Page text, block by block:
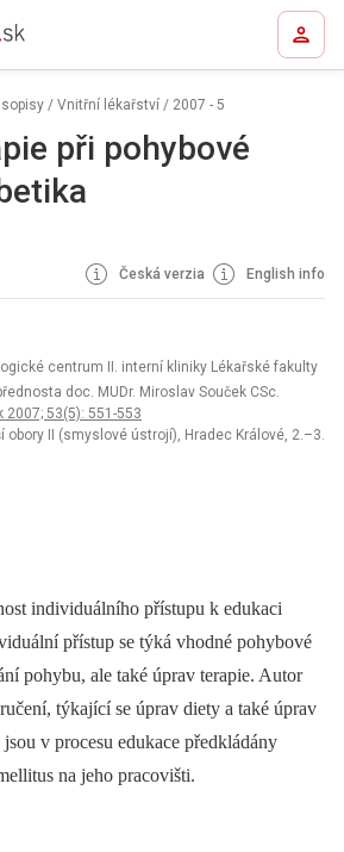
/ Vnitřní lékařství / 2007 - 5
při pohybové
Česká verzia English info
centrum II. interní kliniky Lékařské fakulty
doc. MUDr. Miroslav Souček CSc.
2007; 53(5): 551-553
obory II (smyslové ústrojí), Hradec Králové, 2.–3.
individuálního přístupu k edukaci
přístup se týká vhodné pohybové
pohybu, ale také úprav terapie. Autor
týkající se úprav diety a také úprav
v procesu edukace předkládány
na jeho pracovišti.